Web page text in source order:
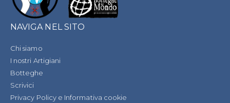
NAVIGA NEL SITO
Chi siamo
I nostri Artigiani
Botteghe
Scrivici
Privacy Policy e Informativa cookie